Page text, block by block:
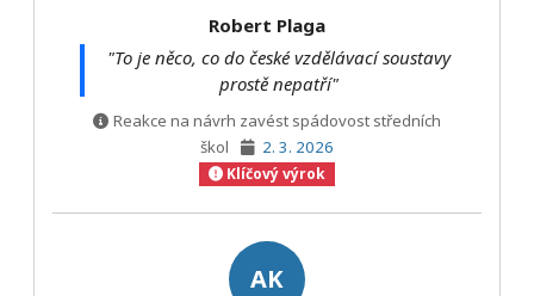
Robert Plaga
"To je něco, co do české vzdělávací soustavy
prostě nepatří"
Reakce na návrh zavést spádovost středních
škol
2. 3. 2026
Klíčový výrok
AK